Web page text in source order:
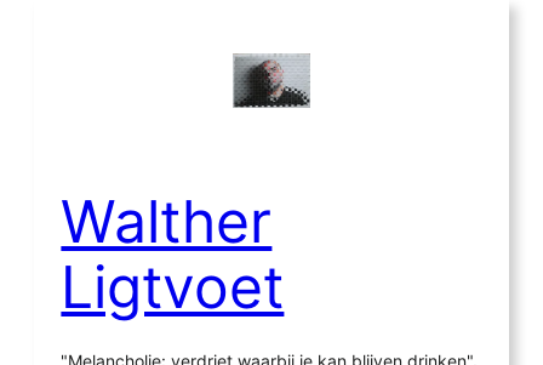
Walther
Ligtvoet
"Melancholie: verdriet waarbij je kan blijven drinken".